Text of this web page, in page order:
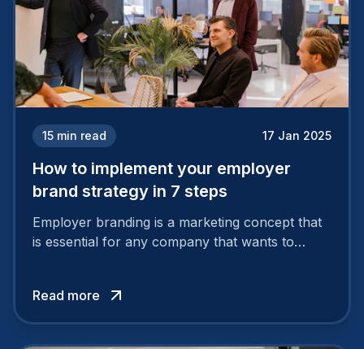
15 min read 17 Jan 2025
How to implement your employer
brand strategy in 7 steps
Employer branding is a marketing concept that
is essential for any company that wants to
solid and positive employer brand are clear, you
cannot simply wave a magic wand for it to be
Read more